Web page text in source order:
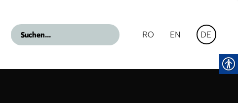
RO EN DE